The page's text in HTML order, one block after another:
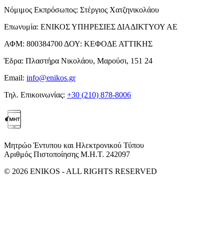
Νόμιμος Εκπρόσωπος: Στέργιος Χατζηνικολάου
Επωνυμία: ΕΝΙΚΟΣ ΥΠΗΡΕΣΙΕΣ ΔΙΑΔΙΚΤΥΟΥ ΑΕ
ΑΦΜ: 800384700 ΔΟΥ: ΚΕΦΟΔΕ ΑΤΤΙΚΗΣ
Έδρα: Πλαστήρα Νικολάου, Μαρούσι, 151 24
Email: info@enikos.gr
Τηλ. Επικοινωνίας: +30 (210) 878-8006
Μητρώο Έντυπου και Ηλεκτρονικού Τύπου
Αριθμός Πιστοποίησης Μ.Η.Τ. 242097
© 2026 ENIKOS - ALL RIGHTS RESERVED